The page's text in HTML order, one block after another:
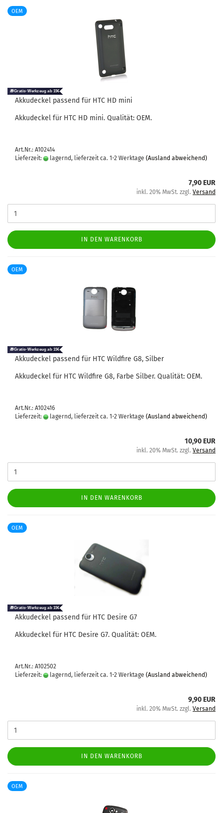
OEM
Ak­ku­de­ckel pas­send für HTC HD mini
Ak­ku­de­ckel für HTC HD mini. Qua­li­tät: OEM.
Art.Nr.: A102414
Lieferzeit:
lagernd, lieferzeit ca. 1-2 Werktage (Ausland abweichend)
7,90 EUR
inkl. 20% MwSt. zzgl. Versand
IN DEN WARENKORB
OEM
Ak­ku­de­ckel pas­send für HTC Wild­fire G8, Sil­ber
Ak­ku­de­ckel für HTC Wild­fire G8, Farbe Sil­ber. Qua­li­tät: OEM.
Art.Nr.: A102416
Lieferzeit:
lagernd, lieferzeit ca. 1-2 Werktage (Ausland abweichend)
10,90 EUR
inkl. 20% MwSt. zzgl. Versand
IN DEN WARENKORB
OEM
Ak­ku­de­ckel pas­send für HTC De­si­re G7
Ak­ku­de­ckel für HTC De­si­re G7. Qua­li­tät: OEM.
Art.Nr.: A102502
Lieferzeit:
lagernd, lieferzeit ca. 1-2 Werktage (Ausland abweichend)
9,90 EUR
inkl. 20% MwSt. zzgl. Versand
IN DEN WARENKORB
OEM